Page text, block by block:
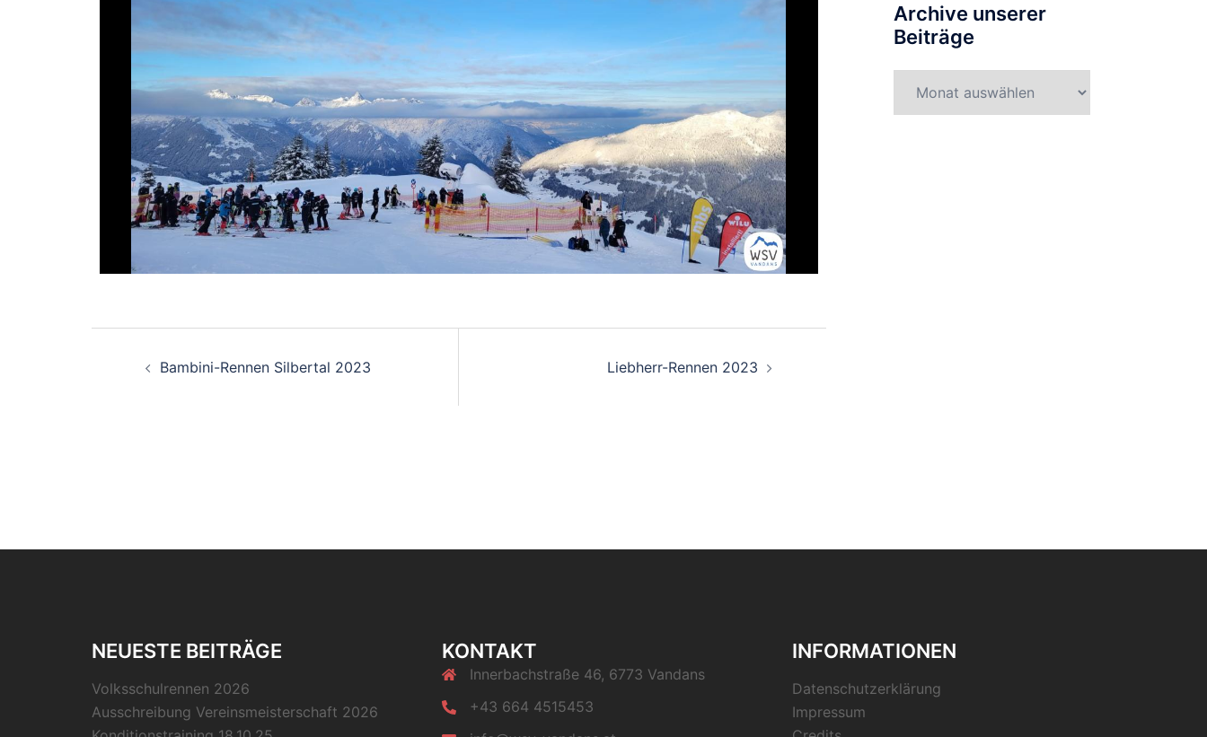
Bambini-Rennen Silbertal 2023 Liebherr-Rennen 2023
Archive unserer
Beiträge
unserer
NEUESTE BEITRÄGE
Volksschulrennen 2026
Ausschreibung Vereinsmeisterschaft 2026
KONTAKT
Innerbachstraße 46, 6773 Vandans
+43 664 4515453
INFORMATIONEN
Datenschutzerklärung
Impressum